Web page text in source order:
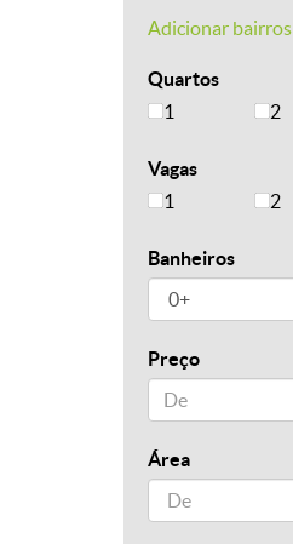
Adicionar bairros
Quartos
1
2
Vagas
1
2
Banheiros
Preço
Área